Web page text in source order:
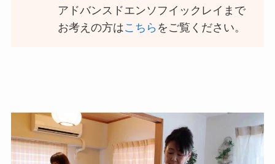
アドバンスドエンソフイックレイまで
お考えの方はこちら をご覧ください。